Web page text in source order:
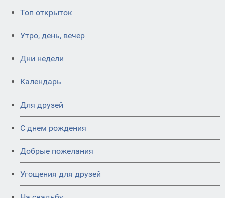
Топ открыток
Утро, день, вечер
Дни недели
Календарь
Для друзей
C днем рождения
Добрые пожелания
Угощения для друзей